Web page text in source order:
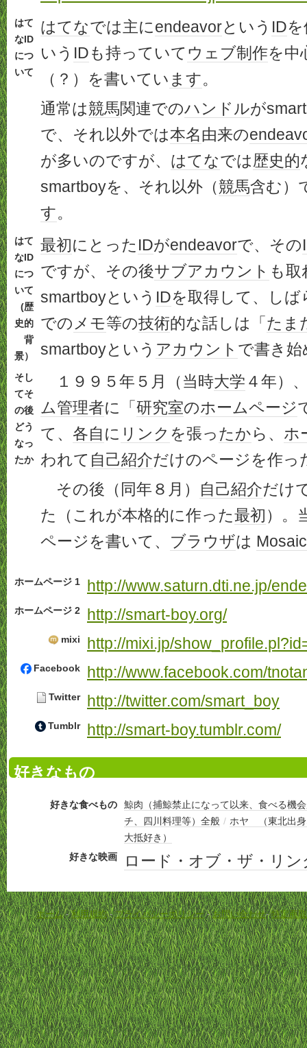
はて
なID
につ
いて
はてなでは主にendeavorという ID
いう
ID も持っていて ウェブ制作を中
（？）を書いてい ます。
通常は競馬関連でのハンドルが
で、それ以外では本名由来の
が多いのですが、 はてなでは歴史的
smartboyを、それ以外（競馬含む）
す。
はて
なID
につ
いて
(歴
史的
背
景）
最初 にとった IDがendeavorで、その
ですが、その後サブアカウント も
smartboyという
IDを取得して、しば
での メモ等の技術的な話しは「 たま
smartboyという アカウント で書き
そし
てそ
の後
どう
なっ
たか
１９９５年５月（当時大学 ４年）
ム管理者に「 研究室のホームページ
て、 各自 に リンク を張っ たか ら、 ホ
われて 自己紹介だけのページを作っ
その後（同年８月）
自己紹介だけ
た（これが本格的に作った最初 ）。
ページを書いて、 ブラウザは Mosaic
ホームページ 1 http://www.saturn.dti.ne.jp/
ホームページ 2 http://smart-boy.org/
mixi http://mixi.jp/
Facebook http://www.facebook.com/
Twitter http://twitter.com/smart_boy
Tumblr http://smart-boy.tumblr.com/
好きなもの
好きな食べもの
鯨肉（捕鯨禁止になって以来、食べる機
チ、四川料理等）全般 / ホヤ （東北出身
大抵好き）
好きな映画
ロード・オブ・ザ・リン
ホーム-利用規約-プライバシーポリシー-お問い合わせ-特定商